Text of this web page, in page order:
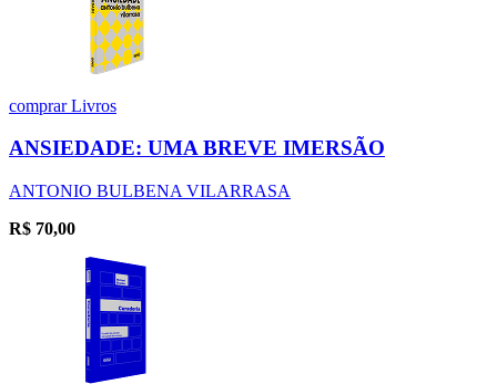
comprarLivros
ANSIEDADE: UMA BREVE IMERSÃO
ANTONIO BULBENA VILARRASA
R$ 70,00